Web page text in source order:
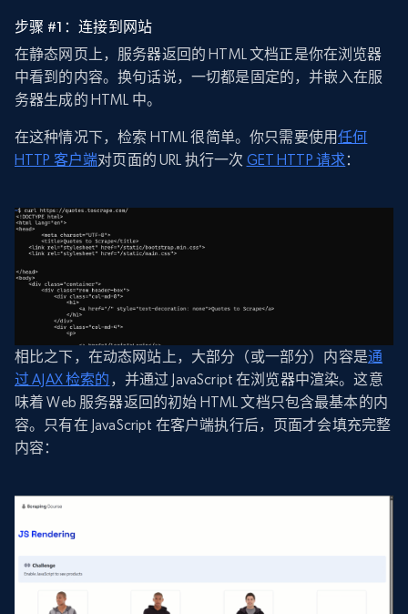
步骤 #1：连接到网站
在静态网页上，服务器返回的 HTML 文档正是你在浏览器
中看到的内容。换句话说，一切都是固定的，并嵌入在服
务器生成的 HTML 中。
在这种情况下，检索 HTML 很简单。你只需要使用任何
HTTP 客户端对页面的 URL 执行一次 GET HTTP 请求 ：
相比之下，在动态网站上，大部分（或一部分）内容是通
过 AJAX 检索的 ，并通过 JavaScript 在浏览器中渲染。这意
味着 Web 服务器返回的初始 HTML 文档只包含最基本的内
容。只有在 JavaScript 在客户端执行后，页面才会填充完整
内容：